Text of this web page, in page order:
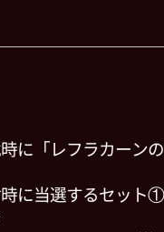
に「レフラカーン
時に当選するセッ